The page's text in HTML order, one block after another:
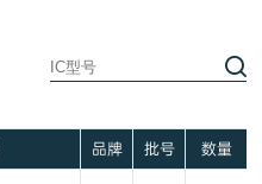
品牌 批号 数量